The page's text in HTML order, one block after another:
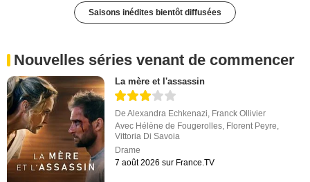
Saisons inédites bientôt diffusées
Nouvelles séries venant de commencer
La mère et l'assassin
DeAlexandra Echkenazi, Franck Ollivier
Avec Hélène de Fougerolles, Florent Peyre,
Vittoria Di Savoia
Drame
7 août 2026 sur France.TV